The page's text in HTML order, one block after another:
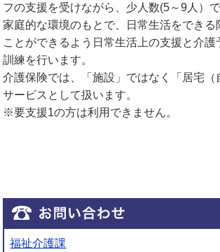
フの支援を受けながら、少人数(5～9人）
家庭的な環境のもとで、日常生活をできる
ことができるよう日常生活上の支援と介
訓練を行います。
介護保険では、「施設」ではなく「居宅（
サービスとして扱います。
※要支援1の方は利用できません。
福祉介護課